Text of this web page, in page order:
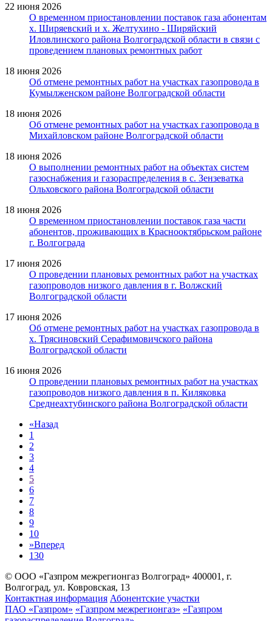
22 июня 2026
О временном приостановлении поставок газа абонентам
х. Ширяевский и х. Желтухино - Ширяйский
Иловлинского района Волгоградской области в связи с
проведением плановых ремонтных работ
18 июня 2026
Об отмене ремонтных работ на участках газопровода в
Кумылженском районе Волгоградской области
18 июня 2026
Об отмене ремонтных работ на участках газопровода в
Михайловском районе Волгоградской области
18 июня 2026
О выполнении ремонтных работ на объектах систем
газоснабжения и газораспределения в с. Зензеватка
Ольховского района Волгоградской области
18 июня 2026
О временном приостановлении поставок газа части
абонентов, проживающих в Краснооктябрьском районе
г. Волгограда
17 июня 2026
О проведении плановых ремонтных работ на участках
газопроводов низкого давления в г. Волжский
Волгоградской области
17 июня 2026
Об отмене ремонтных работ на участках газопровода в
х. Трясиновский Серафимовичского района
Волгоградской области
16 июня 2026
О проведении плановых ремонтных работ на участках
газопроводов низкого давления в п. Киляковка
Среднеахтубинского района Волгоградской области
«Назад
1
2
3
4
5
6
7
8
9
10
»Вперед
130
© ООО «Газпром межрегионгаз Волгоград» 400001, г.
Волгоград, ул. Ковровская, 13
Контактная информация Абонентские участки
ПАО «Газпром» «Газпром межрегионгаз» «Газпром